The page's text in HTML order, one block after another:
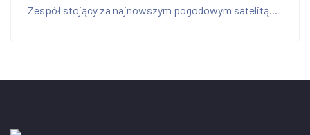
Zespół stojący za najnowszym pogodowym satelitą...